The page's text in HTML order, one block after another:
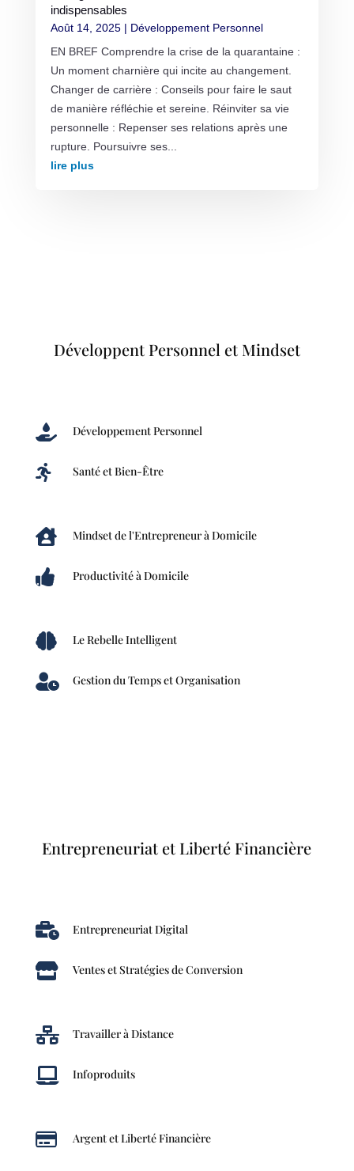
indispensables
Août 14, 2025| Développement Personnel
EN BREF Comprendre la crise de la quarantaine :
Un moment charnière qui incite au changement.
Changer de carrière : Conseils pour faire le saut
de manière réfléchie et sereine. Réinviter sa vie
personnelle : Repenser ses relations après une
rupture. Poursuivre ses...
lire plus
Développent Personnel et Mindset
 Développement Personnel
 Santé et Bien-Être
 Mindset de l'Entrepreneur à Domicile
 Productivité à Domicile
 Le Rebelle Intelligent
 Gestion du Temps et Organisation
Entrepreneuriat et Liberté Financière
 Entrepreneuriat Digital
 Ventes et Stratégies de Conversion
 Travailler à Distance
 Infoproduits
 Argent et Liberté Financière